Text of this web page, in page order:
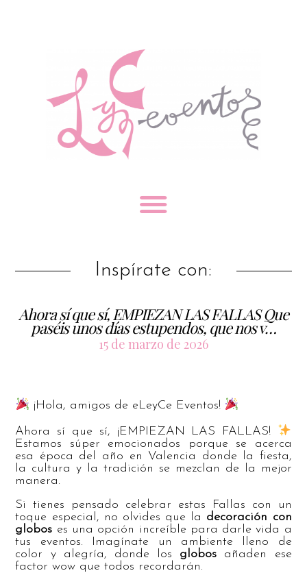
Inspírate con:
Ahora sí que sí, EMPIEZAN LAS FALLAS Que
paséis unos días estupendos, que nos v…
15 de marzo de 2026
¡Hola, amigos de eLeyCe Eventos!
Ahora sí que sí, ¡EMPIEZAN LAS FALLAS!
Estamos súper emocionados porque se acerca
esa época del año en Valencia donde la fiesta,
la cultura y la tradición se mezclan de la mejor
manera.
Si tienes pensado celebrar estas Fallas con un
toque especial, no olvides que la decoración con
globos es una opción increíble para darle vida a
tus eventos. Imagínate un ambiente lleno de
color y alegría, donde los globos añaden ese
factor wow que todos recordarán.